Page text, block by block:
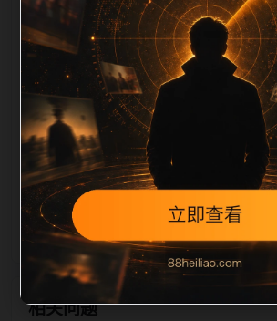
相关，图片文件名和 alt/title 也跟随主
和文章标题生成。如果采集内容缺少
题默认图兜底；如果标题过短、描述
足或关键词连续重复，则不进入发布
常见问题和站内推荐，帮助用户从一个
页面、专题合集和热榜内容，提升停
取性。第4条内容作为初始建设页，重
补齐、内链结构完善和后续采集归类
相关问题